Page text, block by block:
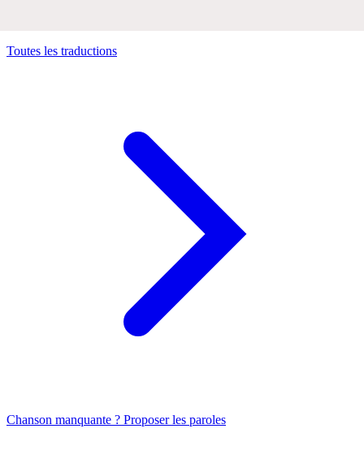
Toutes les traductions
Chanson manquante ? Proposer les paroles